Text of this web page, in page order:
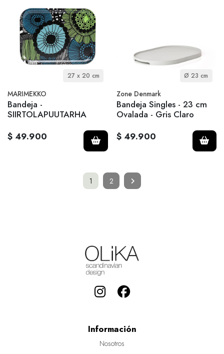
27 x 20 cm
MARIMEKKO
Bandeja -
SIIRTOLAPUUTARHA
$ 49.900
Ø 23 cm
Zone Denmark
Bandeja Singles - 23 cm
Ovalada - Gris Claro
$ 49.900
1 2
Información
Nosotros